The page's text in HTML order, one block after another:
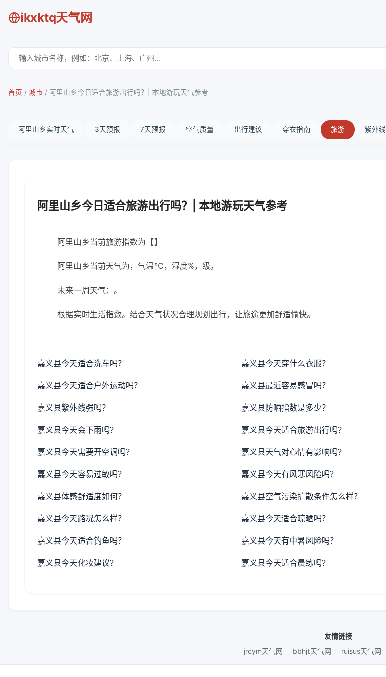
ikxktq天气网
首页 / 城市 / 阿里山乡今日适合旅游出行吗？| 本地游玩天气参考
阿里山乡实时天气 3天预报 7天预报 空气质量 出行建议 穿衣指南 旅游 紫外线
阿里山乡今日适合旅游出行吗？| 本地游玩天气参考
阿里山乡当前旅游指数为【】
阿里山乡当前天气为，气温℃，湿度%，级。
未来一周天气：。
根据实时生活指数。结合天气状况合理规划出行，让旅途更加舒适愉快。
嘉义县今天适合洗车吗？ 嘉义县今天穿什么衣服？
嘉义县今天适合户外运动吗？ 嘉义县最近容易感冒吗？
嘉义县紫外线强吗？ 嘉义县防晒指数是多少？
嘉义县今天会下雨吗？ 嘉义县今天适合旅游出行吗？
嘉义县今天需要开空调吗？ 嘉义县天气对心情有影响吗？
嘉义县今天容易过敏吗？ 嘉义县今天有风寒风险吗？
嘉义县体感舒适度如何？ 嘉义县空气污染扩散条件怎么样？
嘉义县今天路况怎么样？ 嘉义县今天适合晾晒吗？
嘉义县今天适合钓鱼吗？ 嘉义县今天有中暑风险吗？
嘉义县今天化妆建议？ 嘉义县今天适合晨练吗？
友情链接
jrcym天气网
bbhjt天气网 ruisus天气网